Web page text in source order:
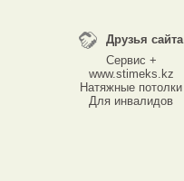
Друзья сайта
Сервис +
www.stimeks.kz
Натяжные потолки
Для инвалидов